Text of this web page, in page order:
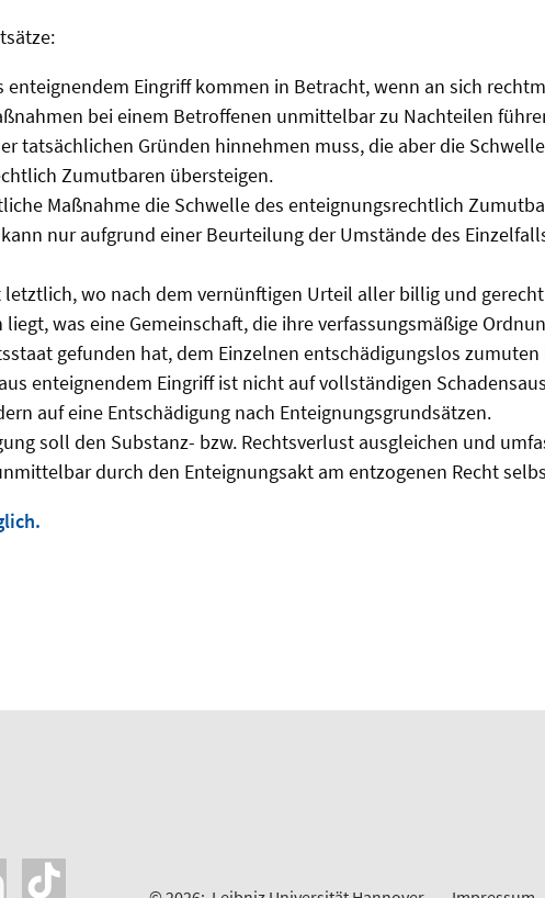
enteignendem Eingriff kommen in Betracht, wenn an sich
bei einem Betroffenen unmittelbar zu Nachteilen
tatsächlichen Gründen hinnehmen muss, die aber die
Zumutbaren übersteigen.
Maßnahme die Schwelle des enteignungsrechtlich
nur aufgrund einer Beurteilung der Umstände des
letztlich, wo nach dem vernünftigen Urteil aller billig und
liegt, was eine Gemeinschaft, die ihre verfassungsmäßige
gefunden hat, dem Einzelnen entschädigungslos zumuten
enteignendem Eingriff ist nicht auf vollständigen
auf eine Entschädigung nach Enteignungsgrundsätzen.
soll den Substanz- bzw. Rechtsverlust ausgleichen und
durch den Enteignungsakt am entzogenen Recht